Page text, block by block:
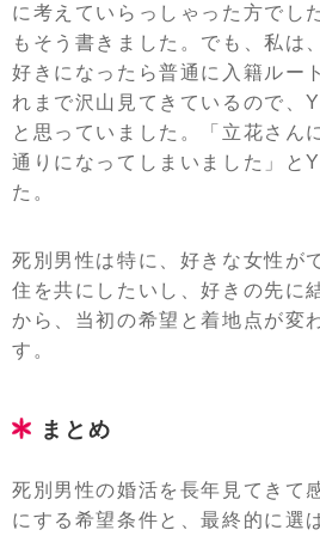
に考えていらっしゃった方でし
もそう書きました。でも、私は
好きになったら普通に入籍ルー
れまで沢山見てきているので、
と思っていました。「立花さん
通りになってしまいました」と
た。
死別男性は特に、好きな女性が
住を共にしたいし、好きの先に
から、当初の希望と着地点が変
す。
まとめ
死別男性の婚活を長年見てきて
にする希望条件と、最終的に選